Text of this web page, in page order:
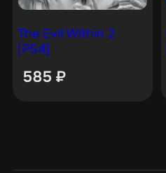
The Evil Within 2
[PS4]
585 ₽